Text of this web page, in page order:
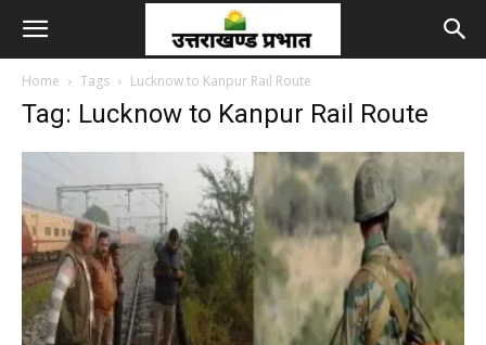
Home Tags Lucknow to Kanpur Rail Route
Tag: Lucknow to Kanpur Rail Route